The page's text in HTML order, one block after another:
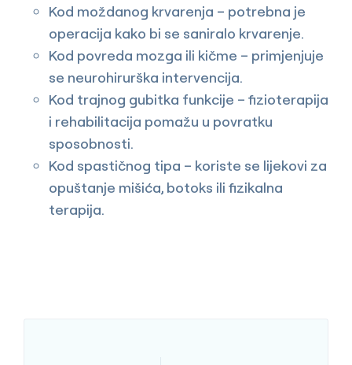
Kod moždanog krvarenja – potrebna je
operacija kako bi se saniralo krvarenje.
Kod povreda mozga ili kičme – primjenjuje
se neurohirurška intervencija.
Kod trajnog gubitka funkcije – fizioterapija
i rehabilitacija pomažu u povratku
sposobnosti.
Kod spastičnog tipa – koriste se lijekovi za
opuštanje mišića, botoks ili fizikalna
terapija.